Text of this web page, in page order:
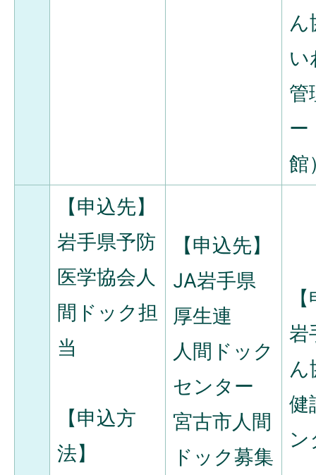
ん
い
管
ー
館
【申込先】
岩手県予防
医学協会人
間ドック担
当
【申込方
法】
【申込先】
JA岩手県
厚生連
人間ドック
センター
宮古市人間
ドック募集
岩
ん
健
ン